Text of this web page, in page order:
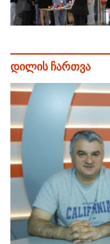
დილის ჩართვა